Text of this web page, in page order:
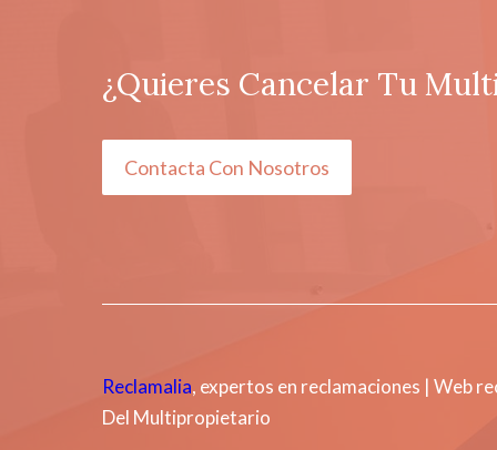
¿Quieres Cancelar Tu
Contacta Con Nosotros
Reclamalia, expertos en reclamaciones | Web
Del Multipropietario